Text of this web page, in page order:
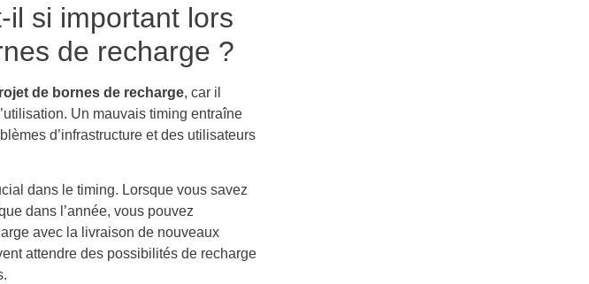
il si important lors
de recharge ?
de bornes de recharge, car il
Un mauvais timing entraîne
d’infrastructure et des utilisateurs
dans le timing. Lorsque vous savez
dans l’année, vous pouvez
avec la livraison de nouveaux
attendre des possibilités de recharge